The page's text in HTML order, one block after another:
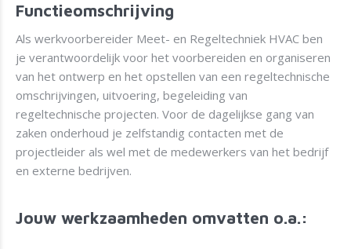
Functieomschrijving
Als werkvoorbereider Meet- en Regeltechniek HVAC ben
je verantwoordelijk voor het voorbereiden en organiseren
van het ontwerp en het opstellen van een regeltechnische
omschrijvingen, uitvoering, begeleiding van
regeltechnische projecten. Voor de dagelijkse gang van
zaken onderhoud je zelfstandig contacten met de
projectleider als wel met de medewerkers van het bedrijf
en externe bedrijven.
Jouw werkzaamheden omvatten o.a.: